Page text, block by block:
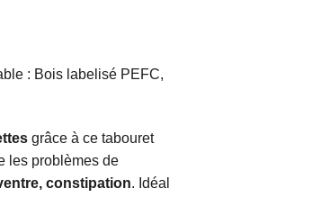
: Bois labelisé PEFC,
grâce à ce tabouret
les problèmes de
constipation. Idéal